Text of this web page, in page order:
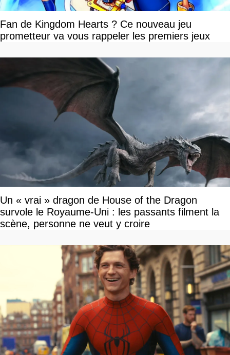
Fan de Kingdom Hearts ? Ce nouveau jeu
prometteur va vous rappeler les premiers jeux
Un « vrai » dragon de House of the Dragon
survole le Royaume-Uni : les passants filment la
scène, personne ne veut y croire